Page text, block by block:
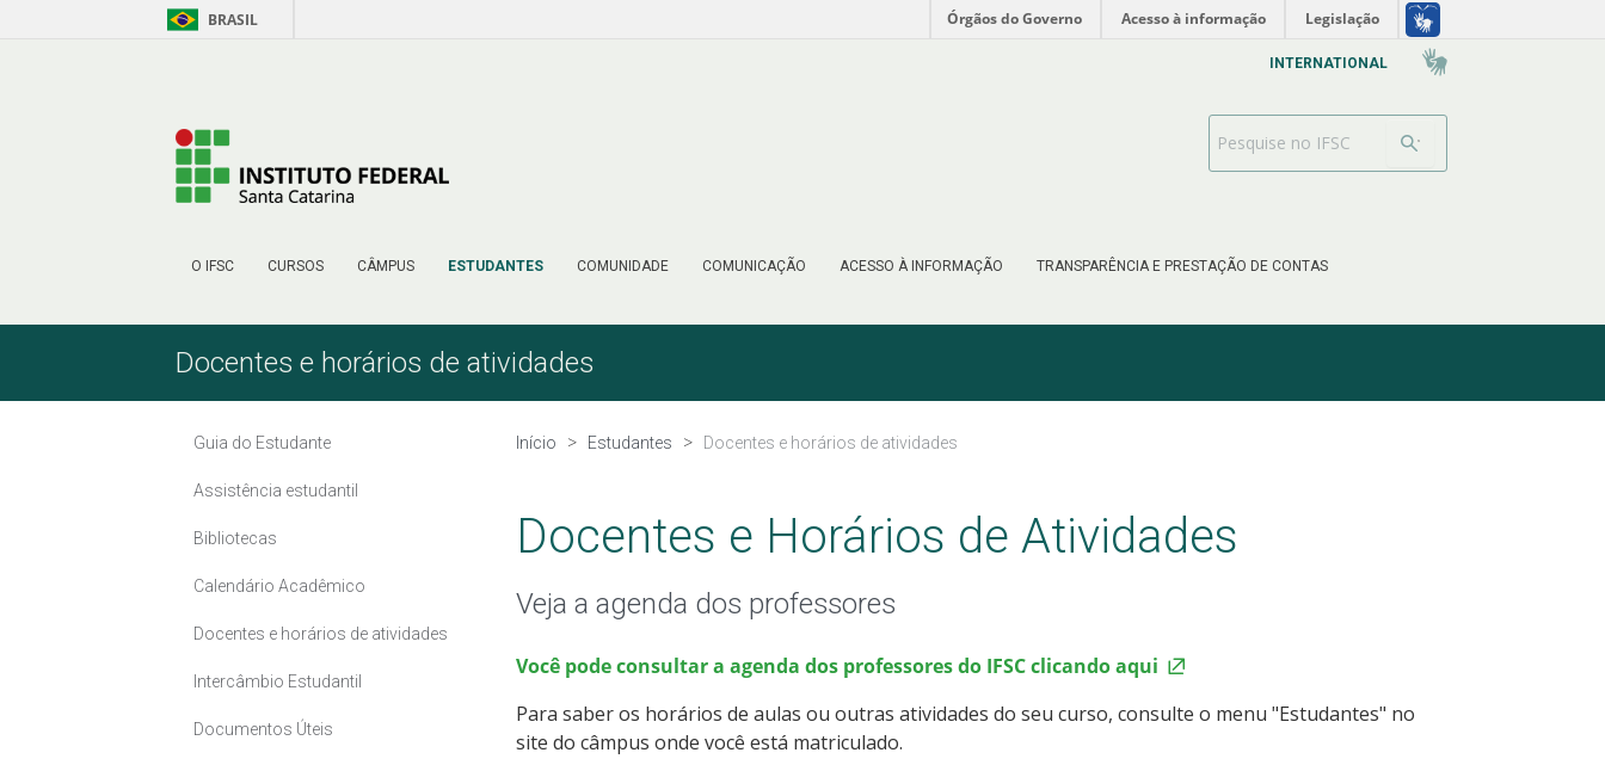
Pular para o Conteúdo BRASIL Órgãos do Governo Acesso à informação Legislação
O IFSC CURSOS CÂMPUS ESTUDANTES COMUNIDADE COMUNICAÇÃO ACESSO À INFORMAÇÃO TRANSPARÊNCIA E PRESTAÇÃO DE CONTAS
INTERNATIONAL
Barra de busca
Docentes e horários de atividades
Guia do Estudante
Assistência estudantil
Bibliotecas
Calendário Acadêmico
Docentes e horários de atividades
Intercâmbio Estudantil
Documentos Úteis
Início Estudantes Docentes e horários de atividades
Docentes e Horários de Atividades
Veja a agenda dos professores
Você pode consultar a agenda dos professores do IFSC clicando aqui
Para saber os horários de aulas ou outras atividades do seu curso, consulte o menu "Estudantes" no
site do câmpus onde você está matriculado.